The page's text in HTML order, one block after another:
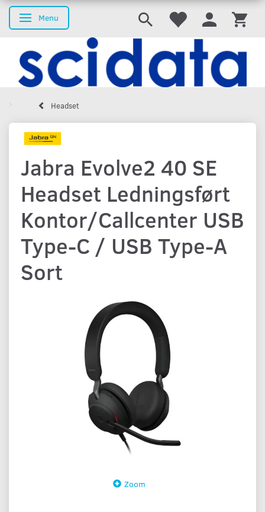
Skifte navigation
Menu
Headset
Jabra Evolve2 40 SE
Headset Ledningsført
Kontor/Callcenter USB
Type-C / USB Type-A
Sort
Zoom